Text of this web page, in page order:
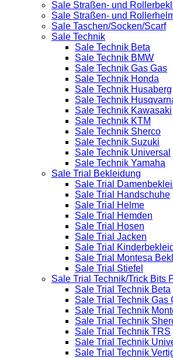
Sale Straßen- und
Sale Straßen- und
Sale Taschen/Socken/Scarf
Sale Technik
Sale Technik Beta
Sale Technik BMW
Sale Technik Gas Gas
Sale Technik Honda
Sale Technik Husaberg
Sale Technik
Sale Technik Kawasaki
Sale Technik KTM
Sale Technik Sherco
Sale Technik Suzuki
Sale Technik Universal
Sale Technik Yamaha
Sale Trial Bekleidung
Sale Trial
Sale Trial Handschuhe
Sale Trial Helme
Sale Trial Hemden
Sale Trial Hosen
Sale Trial Jacken
Sale Trial
Sale Trial Montesa
Sale Trial Stiefel
Sale Trial Technik/Trick Bits
Sale Trial Technik Beta
Sale Trial Technik Gas
Sale Trial Technik
Sale Trial Technik
Sale Trial Technik TRS
Sale Trial Technik
Sale Trial Technik